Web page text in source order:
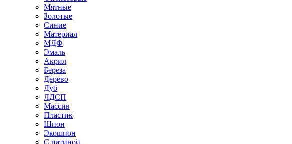
Мятные
Золотые
Синие
Материал
МДФ
Эмаль
Акрил
Береза
Дерево
Дуб
ЛДСП
Массив
Пластик
Шпон
Экошпон
С патиной